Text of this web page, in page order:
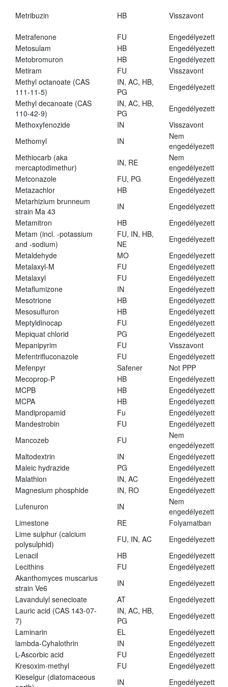
Metribuzin HB Visszavont
Metrafenone FU
Engedélyezett
Metosulam
HB
Engedélyezett
Metobromuron
HB
Engedélyezett
Metiram
FU
Visszavont
Methyl octanoate (CAS
111-11-5)
IN, AC, HB,
PG
Engedélyezett
Methyl decanoate (CAS
110-42-9)
IN, AC, HB,
PG
Engedélyezett
Methoxyfenozide
IN
Visszavont
Methomyl
IN
Nem
engedélyezett
Methiocarb (aka
mercaptodimethur)
IN, RE
Nem
engedélyezett
Metconazole
FU, PG
Engedélyezett
Metazachlor
HB
Engedélyezett
Metarhizium brunneum
strain Ma 43
IN
Engedélyezett
Metamitron
HB
Engedélyezett
Metam (incl. -potassium
and -sodium)
FU, IN, HB,
NE
Engedélyezett
Metaldehyde
MO
Engedélyezett
Metalaxyl-M
FU
Engedélyezett
Metalaxyl
FU
Engedélyezett
Metaflumizone
IN
Engedélyezett
Mesotrione
HB
Engedélyezett
Mesosulfuron
HB
Engedélyezett
Meptyldinocap
FU
Engedélyezett
Mepiquat chlorid
PG
Engedélyezett
Mepanipyrim
FU
Visszavont
Mefentrifluconazole
FU
Engedélyezett
Mefenpyr
Safener
Not PPP
Mecoprop-P
HB
Engedélyezett
MCPB
HB
Engedélyezett
MCPA
HB
Engedélyezett
Mandipropamid
Fu
Engedélyezett
Mandestrobin
FU
Engedélyezett
Mancozeb
FU
Nem
engedélyezett
Maltodextrin
IN
Engedélyezett
Maleic hydrazide
PG
Engedélyezett
Malathion
IN, AC
Engedélyezett
Magnesium phosphide
IN, RO
Engedélyezett
Lufenuron
IN
Nem
engedélyezett
Limestone
RE
Folyamatban
Lime sulphur (calcium
polysulphid)
FU, IN, AC
Engedélyezett
Lenacil
HB
Engedélyezett
Lecithins
FU
Engedélyezett
Akanthomyces muscarius
strain Ve6
IN
Engedélyezett
Lavandulyl senecioate
AT
Engedélyezett
Lauric acid (CAS 143-07-
7)
IN, AC, HB,
PG
Engedélyezett
Laminarin
EL
Engedélyezett
lambda-Cyhalothrin
IN
Engedélyezett
L-Ascorbic acid
FU
Engedélyezett
Kresoxim-methyl
FU
Engedélyezett
Kieselgur (diatomaceous
IN Engedélyezett